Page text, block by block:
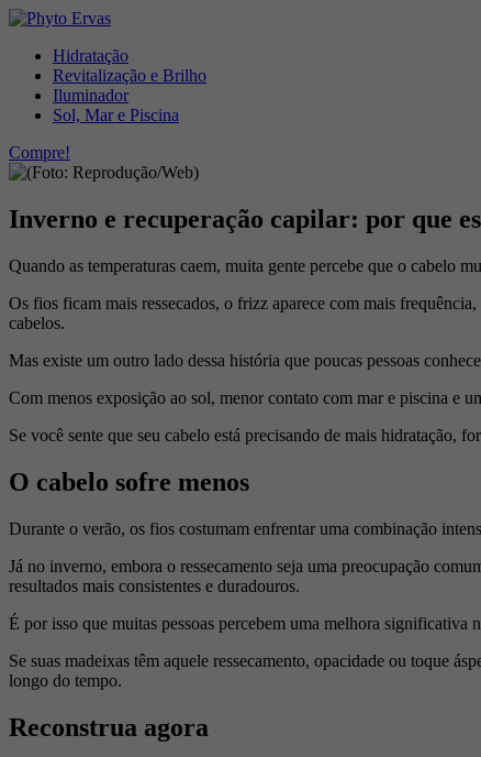
Hidratação
Revitalização e Brilho
Iluminador
Sol, Mar e Piscina
Compre!
Inverno e recuperação capilar: por que
Quando as temperaturas caem, muita gente percebe que o cabelo
Os fios ficam mais ressecados, o frizz aparece com mais
cabelos.
Mas existe um outro lado dessa história que poucas pessoas
Com menos exposição ao sol, menor contato com mar e piscina e
Se você sente que seu cabelo está precisando de mais hidratação,
O cabelo sofre menos
Durante o verão, os fios costumam enfrentar uma combinação
Já no inverno, embora o ressecamento seja uma preocupação
resultados mais consistentes e duradouros.
É por isso que muitas pessoas percebem uma melhora significativa
Se suas madeixas têm aquele ressecamento, opacidade ou toque
longo do tempo.
Reconstrua agora